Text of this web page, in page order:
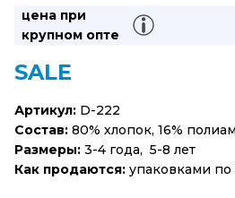
цена при
крупном опте
SALE
Артикул: D-222
Состав: 80% хлопок, 16%
Размеры: 3-4 года, 5-8 лет
Как продаются: упаковками по